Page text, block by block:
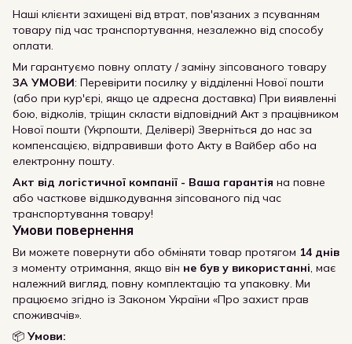
Наші клієнти захищені від втрат, пов'язаних з псуванням
товару під час транспортування, незалежно від способу
оплати.
Ми гарантуємо повну оплату / заміну зіпсованого товару
ЗА УМОВИ: Перевірити посилку у відділенні Нової пошти
(або при кур'єрі, якщо це адресна доставка) При виявленні
бою, відколів, тріщин скласти відповідний Акт з працівником
Нової пошти (Укрпошти, Делівері) Зверніться до нас за
компенсацією, відправивши фото Акту в Вайбер або на
електронну пошту.
Акт від логістичної компанії - Ваша гарантія на повне
або часткове відшкодування зіпсованого під час
транспортування товару!
Умови повернення
Ви можете повернути або обміняти товар протягом 14 днів
з моменту отримання, якщо він не був у використанні, має
належний вигляд, повну комплектацію та упаковку. Ми
працюємо згідно із Законом України «Про захист прав
споживачів».
📦 Умови: